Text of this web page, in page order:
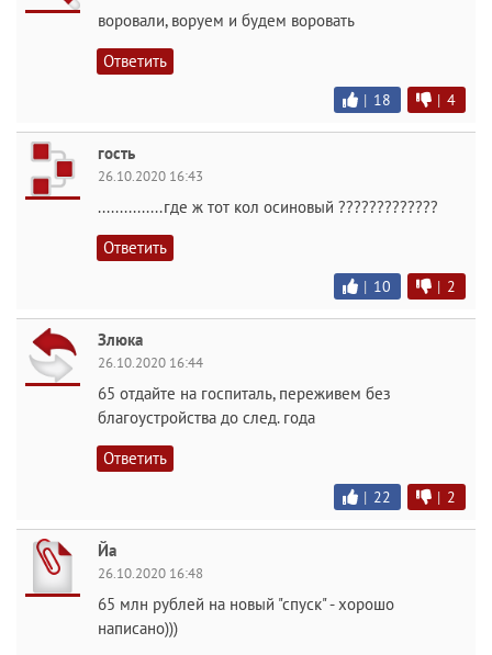
воровали, воруем и будем воровать
Ответить
| 18 | 4
гость
26.10.2020 16:43
...............где ж тот кол осиновый ?????????????
Ответить
| 10 | 2
Злюка
26.10.2020 16:44
65 отдайте на госпиталь, переживем без
благоустройства до след. года
Ответить
| 22 | 2
Йа
26.10.2020 16:48
65 млн рублей на новый "спуск" - хорошо
написано)))